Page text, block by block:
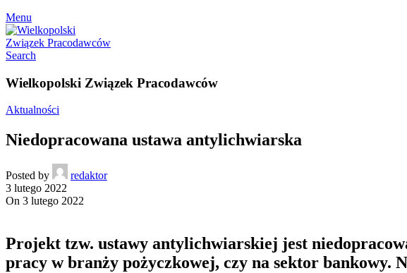
Menu
Search
Wielkopolski Związek Pracodawców
Aktualności
Niedopracowana ustawa antylichwiarska
Posted by
redaktor
3 lutego 2022
On 3 lutego 2022
Projekt tzw. ustawy antylichwiarskiej jest
pracy w branży pożyczkowej, czy na sektor bankowy.